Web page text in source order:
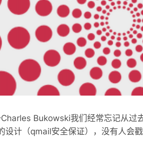
OpenShift
SUSE Rancher
Tanzu
裸机版 MinIO
Linux 和 Windows
集成
浏览我们广泛的集成组合。
Bukowski我们经常忘记从
计（qmail安全保证），没有人会